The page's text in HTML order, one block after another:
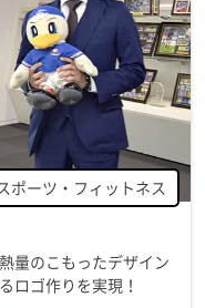
・飲料・たばこ
・福祉
・不動産
（飲食店・居酒屋な
・習い事
ポーツ・フィットネス
量のこもったデザイン
ロゴ作りを実現！